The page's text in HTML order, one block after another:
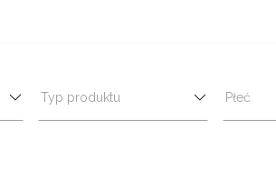
Typ produktu Płeć